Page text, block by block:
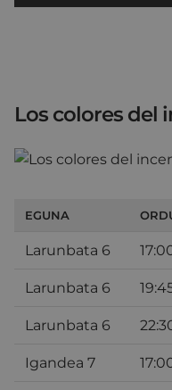
Los colores del
EGUNA
Larunbata 6
Larunbata 6
Larunbata 6
Igandea 7